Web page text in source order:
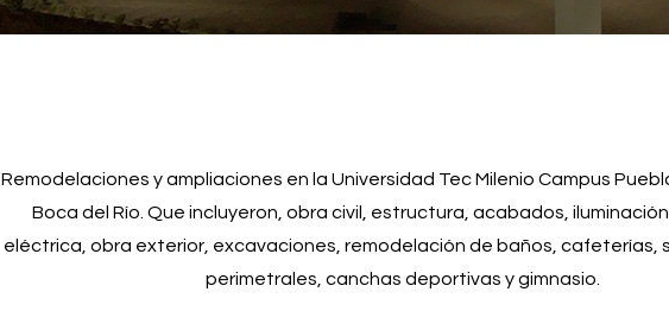
Remodelaciones y ampliaciones en la Universidad Tec Milenio Campus
Boca del Río. Que incluyeron, obra civil, estructura, acabados,
eléctrica, obra exterior, excavaciones, remodelación de baños, cafeterías,
perimetrales, canchas deportivas y gimnasio.